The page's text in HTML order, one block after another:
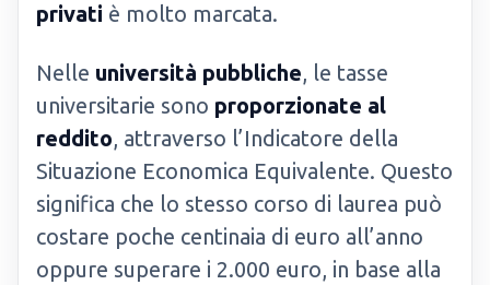
privati è molto marcata.
Nelle università pubbliche, le tasse
universitarie sono proporzionate al
reddito, attraverso l’Indicatore della
Situazione Economica Equivalente. Questo
significa che lo stesso corso di laurea può
costare poche centinaia di euro all’anno
oppure superare i 2.000 euro, in base alla